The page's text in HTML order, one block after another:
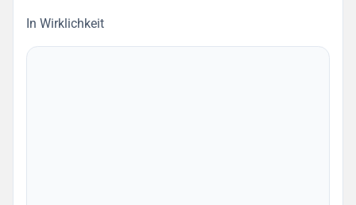
In Wirklichkeit